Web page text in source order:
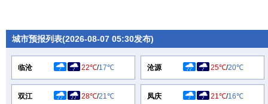
城市预报列表(2026-08-07 05:30发布)
临沧 22℃/17℃ 沧源 25℃/20℃
双江 28℃/21℃ 凤庆 21℃/16℃